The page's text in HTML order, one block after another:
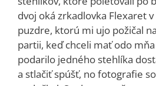
dvoj oká zrkadlovka Flexaret
puzdre, ktorú mi ujo požičal
partii, keď chceli mať odo
podarilo jedného stehlíka
a stlačiť spúšť, no fotografie